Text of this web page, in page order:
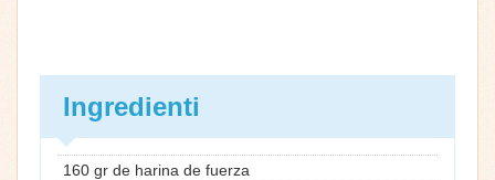
Ingredienti
160 gr de harina de fuerza